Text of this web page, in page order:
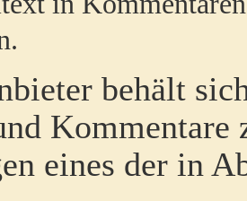
behält
Kommentare
eines der in